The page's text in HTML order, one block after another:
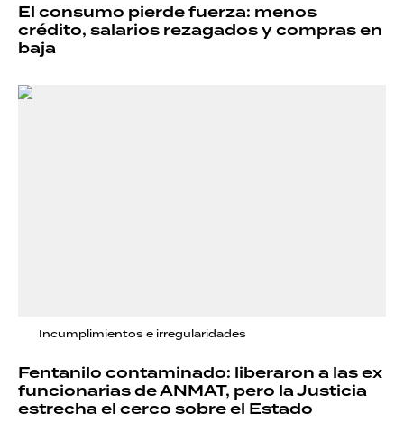
El consumo pierde fuerza: menos
crédito, salarios rezagados y compras en
baja
Incumplimientos e irregularidades
Fentanilo contaminado: liberaron a las ex
funcionarias de ANMAT, pero la Justicia
estrecha el cerco sobre el Estado